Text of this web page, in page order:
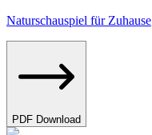
Naturschauspiel für Zuhause
PDF Download